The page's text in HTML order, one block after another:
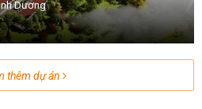
Dương
thêm dự án